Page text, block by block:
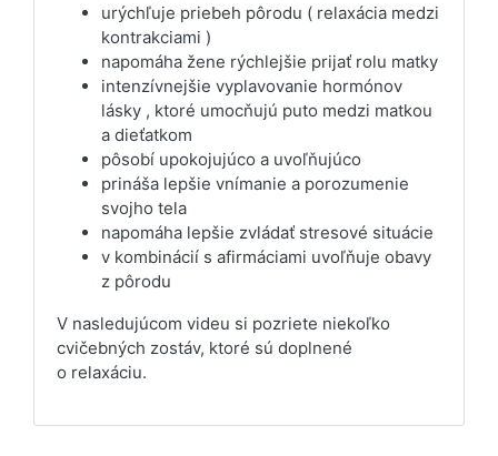
urýchľuje priebeh pôrodu ( relaxácia medzi
kontrakciami )
napomáha žene rýchlejšie prijať rolu matky
intenzívnejšie vyplavovanie hormónov
lásky , ktoré umocňujú puto medzi matkou
a dieťatkom
pôsobí upokojujúco a uvoľňujúco
prináša lepšie vnímanie a porozumenie
svojho tela
napomáha lepšie zvládať stresové situácie
v kombinácií s afirmáciami uvoľňuje obavy
z pôrodu
V nasledujúcom videu si pozriete niekoľko
cvičebných zostáv, ktoré sú doplnené
o relaxáciu.